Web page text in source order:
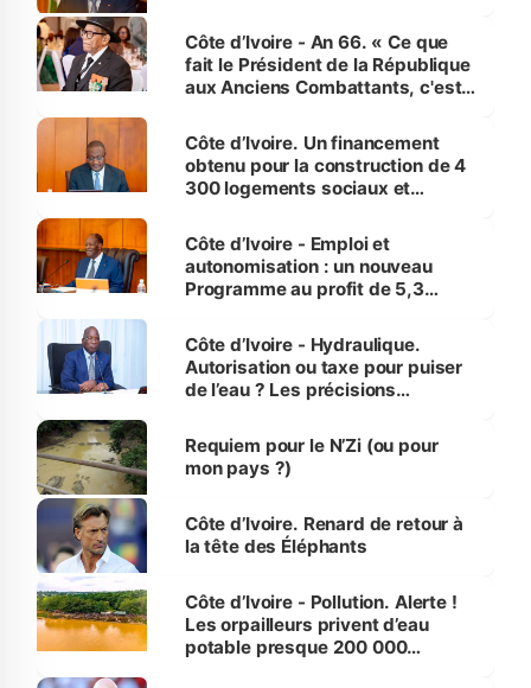
Côte d’Ivoire - An 66. « Ce que
fait le Président de la République
aux Anciens Combattants, c'est
Côte d’Ivoire. Un financement
obtenu pour la construction de 4
300 logements sociaux et
et Yamoussoukro
Côte d’Ivoire - Emploi et
autonomisation : un nouveau
Programme au profit de 5,3
Côte d’Ivoire - Hydraulique.
Autorisation ou taxe pour puiser
de l’eau ? Les précisions
Requiem pour le N’Zi (ou pour
mon pays ?)
Côte d’Ivoire. Renard de retour à
la tête des Éléphants
Côte d’Ivoire - Pollution. Alerte !
Les orpailleurs privent d’eau
potable presque 200 000